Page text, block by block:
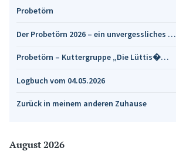
Probetörn
Der Probetörn 2026 – ein unvergessliches …
Probetörn – Kuttergruppe „Die Lüttis�…
Logbuch vom 04.05.2026
Zurück in meinem anderen Zuhause
August 2026